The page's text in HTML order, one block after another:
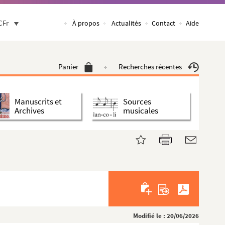
À propos Actualités Contact Aide
Panier Recherches récentes
Manuscrits et
Archives
Sources
musicales
Modifié le : 20/06/2026